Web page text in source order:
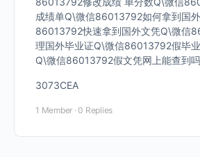
成绩单Q\微信86013792如何拿到国
86013792快速拿到国外文凭Q\微信
理国外毕业证Q\微信86013792假毕
Q\微信86013792假文凭网上能查到吗
3073CEA
1 Member · 0 Replies